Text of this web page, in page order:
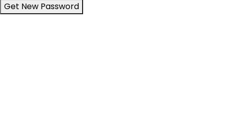
Get New Password